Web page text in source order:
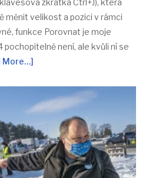
měnit velikost a pozici v rámci
funkce Porovnat je moje
pochopitelně není, ale kvůli ní se
More…]